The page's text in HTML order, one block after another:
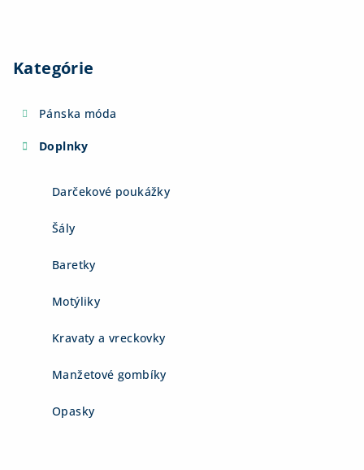
Kategórie
Pánska móda
Doplnky
Darčekové poukážky
Šály
Baretky
Motýliky
Kravaty a vreckovky
Manžetové gombíky
Opasky